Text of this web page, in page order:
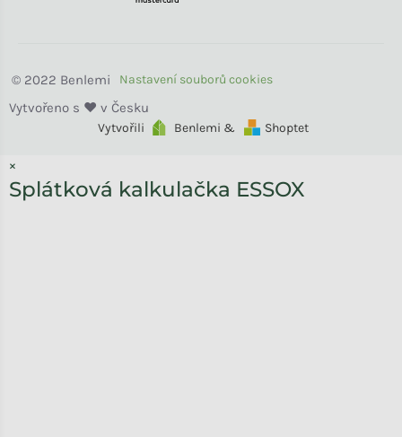
Vytvořili Benlemi & Shoptet
Benlemi
×
Splátková kalkulačka ESSOX